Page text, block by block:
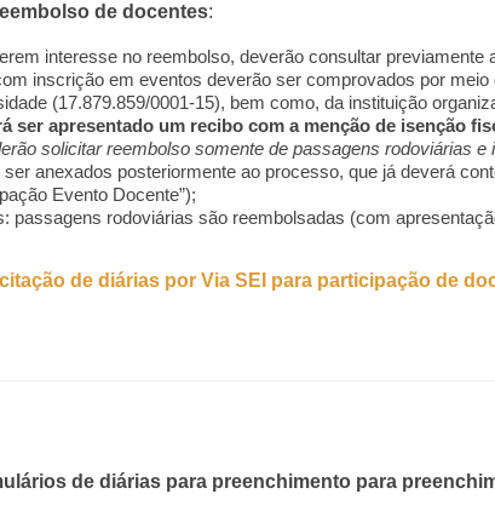
de docentes:
interesse no reembolso, deverão consultar
inscrição em eventos deverão ser comprovados por
(17.879.859/0001-15), bem como, da instituição
ser apresentado um recibo com a menção de isenção
solicitar reembolso somente de passagens rodoviárias e
anexados posteriormente ao processo, que já deverá
Evento Docente”);
passagens rodoviárias são reembolsadas (com
de diárias por Via SEI para participação de
de diárias para preenchimento para